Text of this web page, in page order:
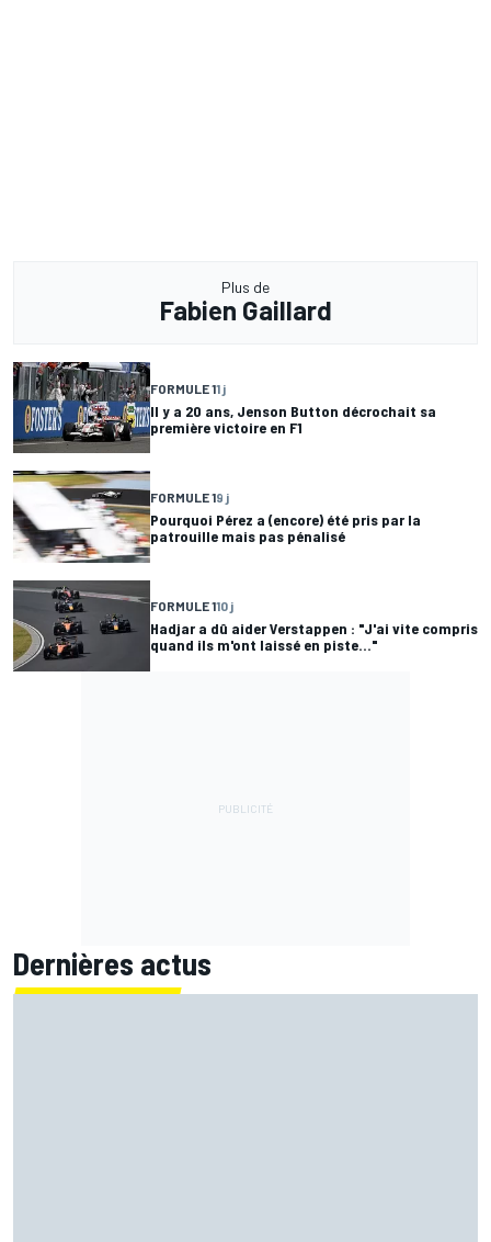
Plus de
Fabien Gaillard
FORMULE 11 j
Il y a 20 ans, Jenson Button décrochait sa
première victoire en F1
FORMULE 19 j
Pourquoi Pérez a (encore) été pris par la
patrouille mais pas pénalisé
FORMULE 110 j
Hadjar a dû aider Verstappen : "J'ai vite compris
quand ils m'ont laissé en piste..."
Dernières actus